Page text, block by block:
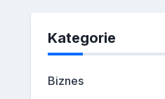
Kategorie
Biznes